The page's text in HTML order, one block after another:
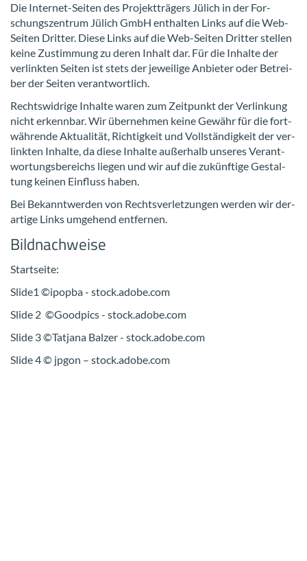
Die Internet-​Seiten des Pro­jekt­trä­gers Jü­lich in der For­
schungs­zen­trum Jü­lich GmbH ent­hal­ten Links auf die Web-​
Seiten Drit­ter. Diese Links auf die Web-​Seiten Drit­ter stel­len
keine Zu­stim­mung zu deren In­halt dar. Für die In­hal­te der
ver­link­ten Sei­ten ist stets der je­wei­li­ge An­bie­ter oder Be­trei­
ber der Sei­ten ver­ant­wort­lich.
Rechts­wid­ri­ge In­hal­te waren zum Zeit­punkt der Ver­lin­kung
nicht er­kenn­bar. Wir über­neh­men keine Ge­währ für die fort­
wäh­ren­de Ak­tua­li­tät, Rich­tig­keit und Voll­stän­dig­keit der ver­
link­ten In­hal­te, da diese In­hal­te au­ßer­halb un­se­res Ver­ant­
wor­tungs­be­reichs lie­gen und wir auf die zu­künf­ti­ge Ge­stal­
tung kei­nen Ein­fluss haben.
Bei Be­kannt­wer­den von Rechts­ver­let­zun­gen wer­den wir der­
ar­ti­ge Links um­ge­hend ent­fer­nen.
Bild­nach­wei­se
Start­sei­te:
Slide1 ©ipop­ba - stock.adobe.com
Slide 2 ©Good­pics - stock.adobe.com
Slide 3 ©Tat­ja­na Bal­zer - stock.adobe.com
Slide 4 © jpgon – stock.adobe.com